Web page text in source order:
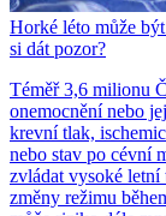
Horké léto může
si dát pozor?
Téměř 3,6 milionu
onemocnění nebo
krevní tlak,
nebo stav po cévní
zvládat vysoké letní
změny režimu